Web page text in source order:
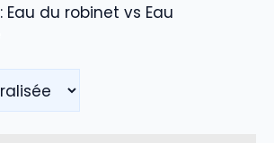
du robinet vs Eau